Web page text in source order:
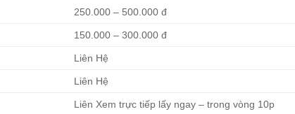
250.000 – 500.000 đ
150.000 – 300.000 đ
Liên Hệ
Liên Hệ
Liên Xem trực tiếp lấy ngay – trong vòng 10p